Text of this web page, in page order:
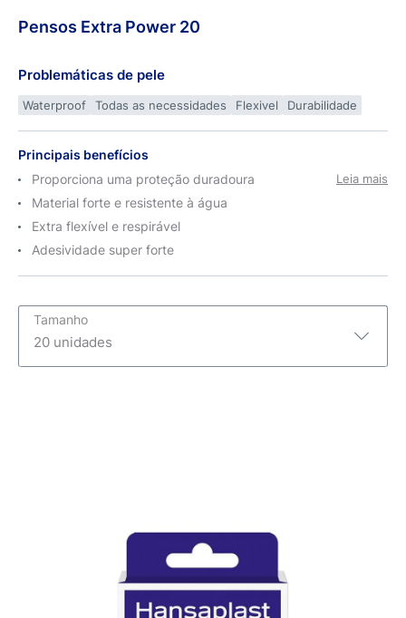
Pensos Extra Power 20
Problemáticas de pele
Waterproof Todas as necessidades Flexivel Durabilidade
Principais benefícios
Proporciona uma proteção duradoura
Material forte e resistente à água
Extra flexível e respirável
Adesividade super forte
Leia mais
Tamanho
20 unidades